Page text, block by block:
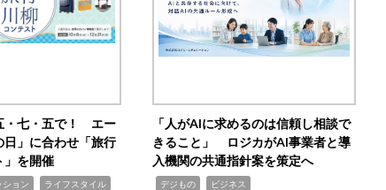
・七・五で！ エー
日」に合わせ「旅行
」を開催
ション ライフスタイル
「人がAIに求めるのは信頼し相談で
きること」 ロジカがAI事業者と導
入機関の共通指針案を策定へ
デジもの ビジネス